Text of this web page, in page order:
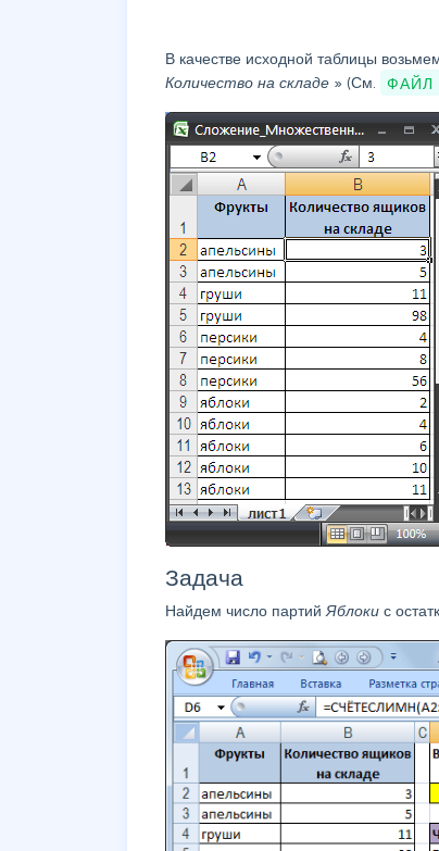
В качестве исходной таблицы
Количество на складе » (См. ФАЙЛ
Задача
Найдем число партий Яблоки с